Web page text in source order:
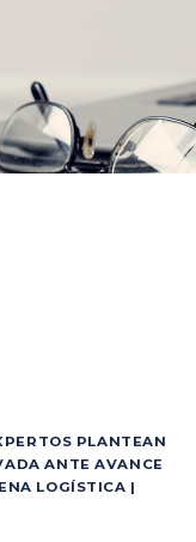
PLANTEAN
ANTE AVANCE
LOGÍSTICA |